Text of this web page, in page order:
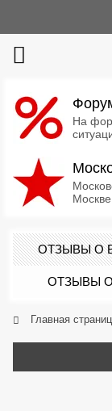
На
ОТЗЫВЫ О
ОТЗЫВЫ
Главная